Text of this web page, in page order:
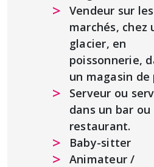
Vendeur sur les
marchés, chez
glacier, en
poissonnerie,
un magasin de
Serveur ou
dans un bar ou
restaurant.
Baby-sitter
Animateur /